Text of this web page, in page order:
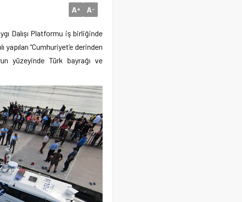
A+ A-
Dalışı Platformu iş birliğinde
yapılan “Cumhuriyet’e derinden
yüzeyinde Türk bayrağı ve